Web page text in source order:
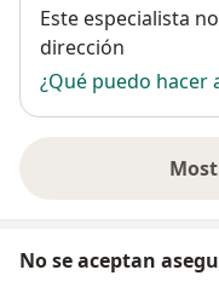
Disponibilidad
Este especialista
dirección
¿Qué puedo hacer
No se aceptan